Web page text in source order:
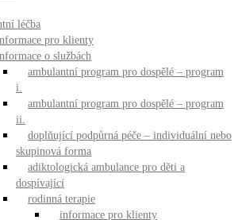
léčba
pro klienty
o službách
ambulantní program pro dospělé – program
i.
ambulantní program pro dospělé – program
ii.
doplňující podpůrná péče – individuální nebo
skupinová forma
adiktologická ambulance pro děti a
dospívající
rodinná terapie
informace pro klienty